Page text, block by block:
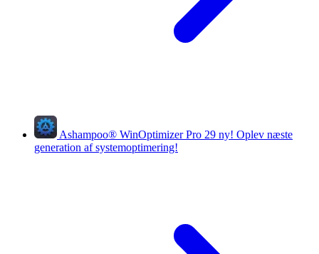
Ashampoo® WinOptimizer Pro 29 ny! Oplev næste
generation af systemoptimering!